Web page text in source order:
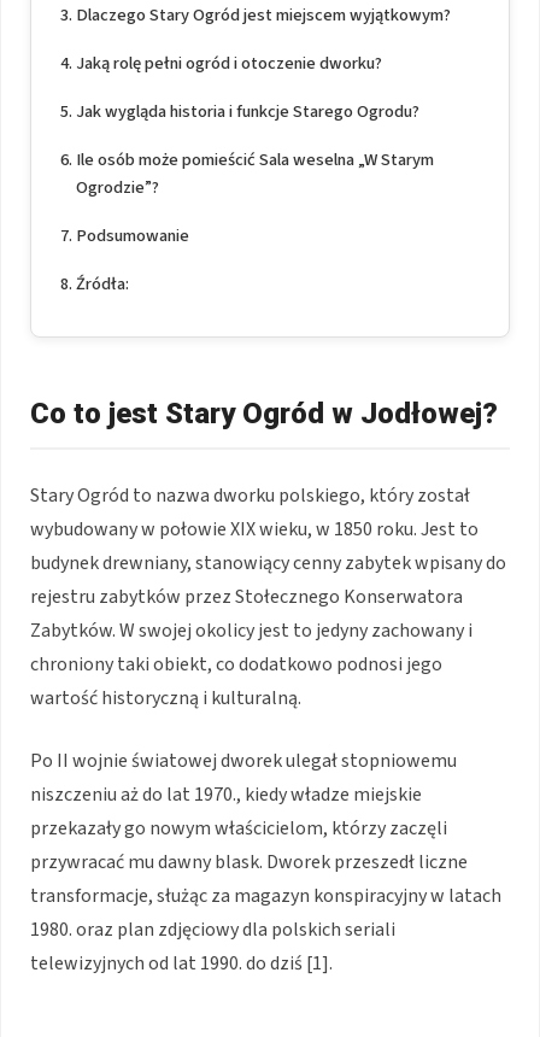
Dlaczego Stary Ogród jest miejscem wyjątkowym?
Jaką rolę pełni ogród i otoczenie dworku?
Jak wygląda historia i funkcje Starego Ogrodu?
Ile osób może pomieścić Sala weselna „W Starym
Ogrodzie”?
Podsumowanie
Źródła:
Co to jest Stary Ogród w Jodłowej?
Stary Ogród to nazwa dworku polskiego, który został
wybudowany w połowie XIX wieku, w 1850 roku. Jest to
budynek drewniany, stanowiący cenny zabytek wpisany do
rejestru zabytków przez Stołecznego Konserwatora
Zabytków. W swojej okolicy jest to jedyny zachowany i
chroniony taki obiekt, co dodatkowo podnosi jego
wartość historyczną i kulturalną.
Po II wojnie światowej dworek ulegał stopniowemu
niszczeniu aż do lat 1970., kiedy władze miejskie
przekazały go nowym właścicielom, którzy zaczęli
przywracać mu dawny blask. Dworek przeszedł liczne
transformacje, służąc za magazyn konspiracyjny w latach
1980. oraz plan zdjęciowy dla polskich seriali
telewizyjnych od lat 1990. do dziś [1].